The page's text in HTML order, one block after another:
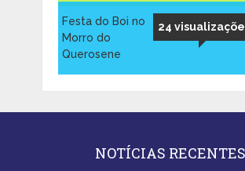
24
Festa do Boi no
Morro do
Querosene
NOTÍCIAS RECENTES